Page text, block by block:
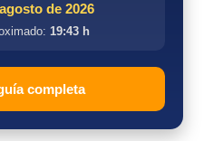
de 2026
19:43 h
completa